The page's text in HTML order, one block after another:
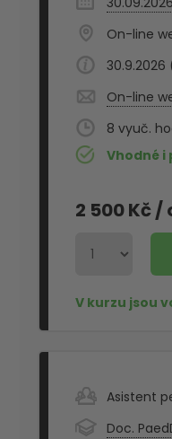
On-line
30.9.2026
On-line
8
Vhodné i
2 500 Kč/
Asistent
Doc.